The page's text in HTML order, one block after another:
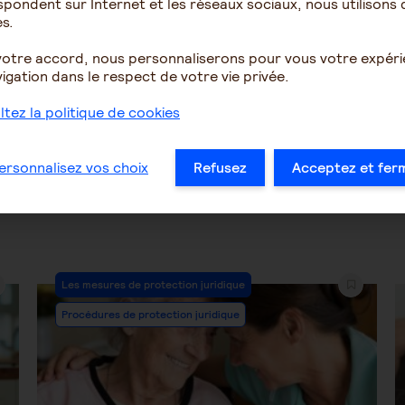
1529
chose ...
7 2073
… 44 45 46
Post
Category:
Les mesures de protection juridique
Procédures de protection juridique
accord, nous personnaliserons pour vous votre
dans le respect de votre vie privée.
la politique de cookies
vos choix Refusez Acceptez et